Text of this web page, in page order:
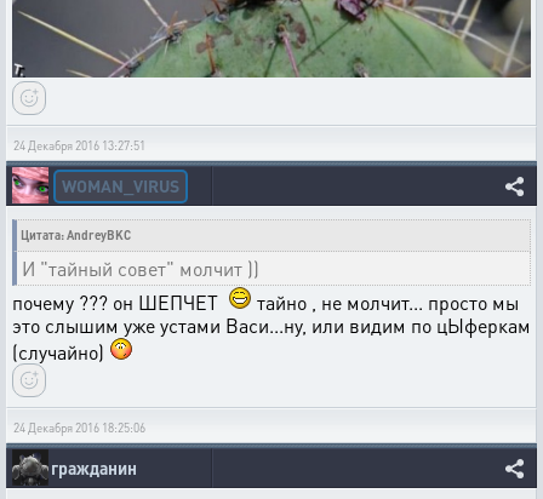
24 Декабря 2016 13:27:51
WOMAN_VIRUS
Цитата: AndreyBKC
И "тайный совет" молчит ))
почему ??? он ШЕПЧЕТ
тайно , не молчит... просто мы
это слышим уже устами Васи...ну, или видим по цЫферкам
(случайно)
24 Декабря 2016 18:25:06
гражданин